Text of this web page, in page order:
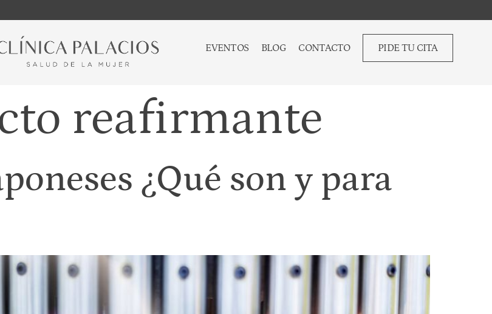
EVENTOS BLOG CONTACTO PIDE TU CITA
reafirmante
¿Qué son y para